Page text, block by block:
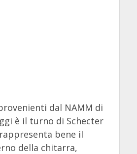
dal NAMM di
è il turno di Schecter
bene il
della chitarra,